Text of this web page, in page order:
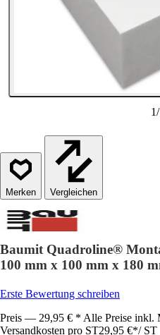
1/
Vergleichen
Baumit Quadroline®
100 mm x 100 mm x 180
Erste Bewertung schreiben
Preis — 29,95 € * Alle Preise inkl.
Versandkosten pro ST29,95 €*/ ST